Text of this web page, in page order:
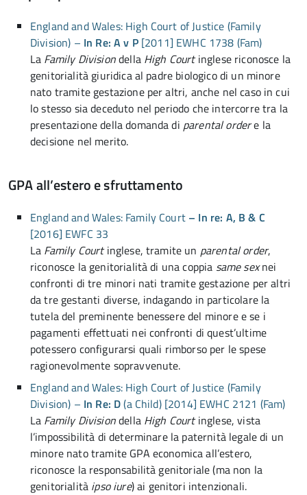
England and Wales: High Court of Justice (Family
Division) – In Re: A v P[2011] EWHC 1738 (Fam)
La Family Divisiondella High Courtinglese riconosce la
genitorialità giuridica al padre biologico di un minore
nato tramite gestazione per altri, anche nel caso in cui
lo stesso sia deceduto nel periodo che intercorre tra la
presentazione della domanda di parental ordere la
decisione nel merito.
GPA all’estero e sfruttamento
England and Wales: Family Court – In re: A, B & C
[2016] EWFC 33
La Family Courtinglese, tramite un parental order,
riconosce la genitorialità di una coppia same sexnei
confronti di tre minori nati tramite gestazione per altri
da tre gestanti diverse, indagando in particolare la
tutela del preminente benessere del minore e se i
pagamenti effettuati nei confronti di quest’ultime
potessero configurarsi quali rimborso per le spese
ragionevolmente sopravvenute.
England and Wales: High Court of Justice (Family
Division) – In Re: D(a Child) [2014] EWHC 2121 (Fam)
La Family Divisiondella High Courtinglese, vista
l’impossibilità di determinare la paternità legale di un
minore nato tramite GPA economica all’estero,
riconosce la responsabilità genitoriale (ma non la
genitorialità ipso iure) ai genitori intenzionali.